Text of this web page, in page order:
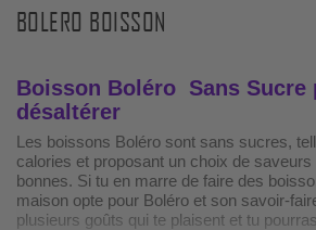
BOLERO BOISSON
Boisson Boléro Sans Sucre
désaltérer
Les boissons Boléro sont sans sucres,
calories et proposant un choix de
bonnes. Si tu en marre de faire des
maison opte pour Boléro et son savoir-
plusieurs goûts qui te plaisent et tu